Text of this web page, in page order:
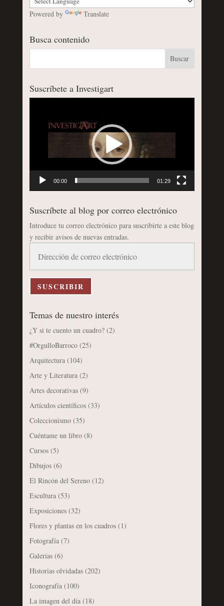
Powered by Translate
Busca contenido
Suscríbete a Investigart
00:00 01:29
Suscríbete al blog por correo electrónico
Introduce tu correo electrónico para suscribirte a este blog
y recibir avisos de nuevas entradas.
correo
electrónico
SUSCRIBIR
Temas de nuestro interés
¿Y si te cuento un cuadro?(2)
#OrgulloBarroco(25)
Arquitectura(104)
Arte y Literatura(2)
Artes decorativas(9)
Artículos científicos(33)
Coleccionismo(35)
Cuéntame un libro(8)
Cursos(5)
Dibujos(6)
El Rincón del Sereno(12)
Escultura(53)
Exposiciones(32)
Flores y plantas en los cuadros(1)
Fotografía(7)
Galerías(6)
Historias olvidadas(202)
Iconografía(100)
La imagen del día(18)